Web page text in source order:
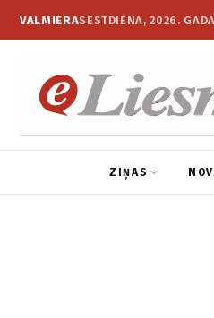
VALMIERASESTDIENA, 2026.
ZIŅAS